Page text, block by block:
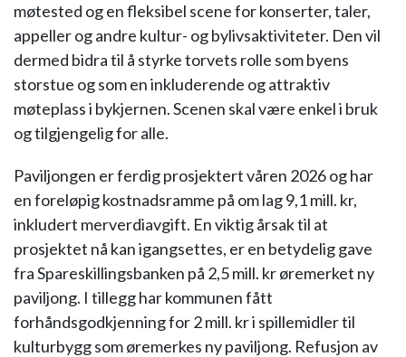
møtested og en fleksibel scene for konserter, taler,
appeller og andre kultur- og bylivsaktiviteter. Den vil
dermed bidra til å styrke torvets rolle som byens
storstue og som en inkluderende og attraktiv
møteplass i bykjernen. Scenen skal være enkel i bruk
og tilgjengelig for alle.
Paviljongen er ferdig prosjektert våren 2026 og har
en foreløpig kostnadsramme på om lag 9,1 mill. kr,
inkludert merverdiavgift. En viktig årsak til at
prosjektet nå kan igangsettes, er en betydelig gave
fra Spareskillingsbanken på 2,5 mill. kr øremerket ny
paviljong. I tillegg har kommunen fått
forhåndsgodkjenning for 2 mill. kr i spillemidler til
kulturbygg som øremerkes ny paviljong. Refusjon av